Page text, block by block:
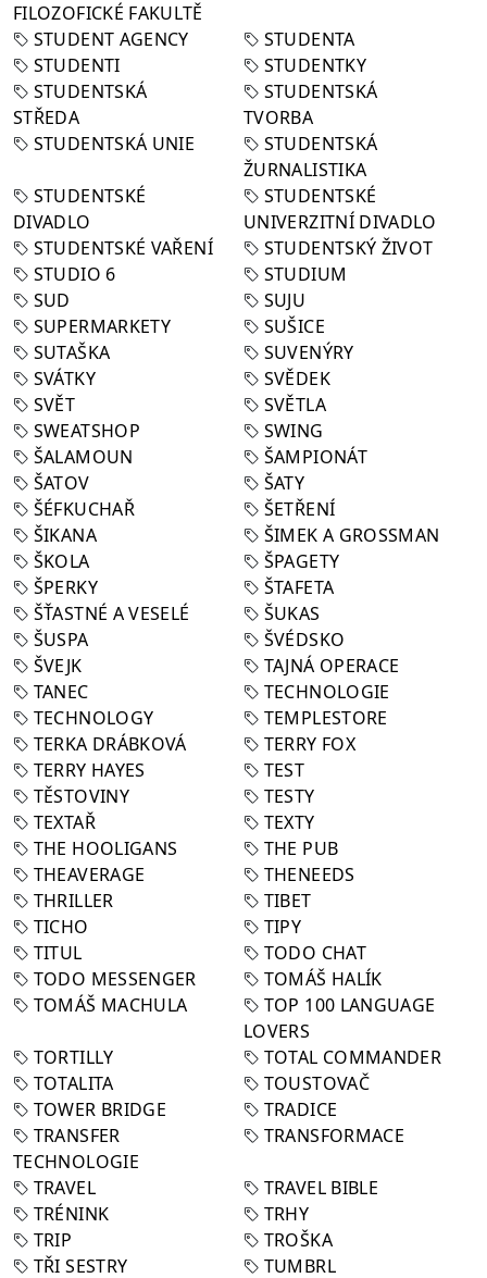
FILOZOFICKÉ FAKULTĚ
STUDENT AGENCY
STUDENTA
STUDENTI
STUDENTKY
STUDENTSKÁ
STŘEDA
STUDENTSKÁ
TVORBA
STUDENTSKÁ UNIE
STUDENTSKÁ
ŽURNALISTIKA
STUDENTSKÉ
DIVADLO
STUDENTSKÉ
UNIVERZITNÍ DIVADLO
STUDENTSKÉ VAŘENÍ
STUDENTSKÝ ŽIVOT
STUDIO 6
STUDIUM
SUD
SUJU
SUPERMARKETY
SUŠICE
SUTAŠKA
SUVENÝRY
SVÁTKY
SVĚDEK
SVĚT
SVĚTLA
SWEATSHOP
SWING
ŠALAMOUN
ŠAMPIONÁT
ŠATOV
ŠATY
ŠÉFKUCHAŘ
ŠETŘENÍ
ŠIKANA
ŠIMEK A GROSSMAN
ŠKOLA
ŠPAGETY
ŠPERKY
ŠTAFETA
ŠŤASTNÉ A VESELÉ
ŠUKAS
ŠUSPA
ŠVÉDSKO
ŠVEJK
TAJNÁ OPERACE
TANEC
TECHNOLOGIE
TECHNOLOGY
TEMPLESTORE
TERKA DRÁBKOVÁ
TERRY FOX
TERRY HAYES
TEST
TĚSTOVINY
TESTY
TEXTAŘ
TEXTY
THE HOOLIGANS
THE PUB
THEAVERAGE
THENEEDS
THRILLER
TIBET
TICHO
TIPY
TITUL
TODO CHAT
TODO MESSENGER
TOMÁŠ HALÍK
TOMÁŠ MACHULA
TOP 100 LANGUAGE
LOVERS
TORTILLY
TOTAL COMMANDER
TOTALITA
TOUSTOVAČ
TOWER BRIDGE
TRADICE
TRANSFER
TECHNOLOGIE
TRANSFORMACE
TRAVEL
TRAVEL BIBLE
TRÉNINK
TRHY
TRIP
TROŠKA
TŘI SESTRY
TUMBRL